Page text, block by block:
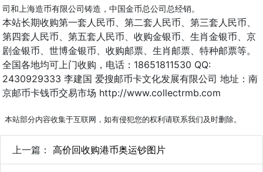
司和上海造币有限公司铸造，中国金币总公司总经销。
本站长期收购第一套人民币、第二套人民币、第三套人民币、
第四套人民币、第五套人民币、收购金银币、生肖金银币、京
剧金银币、世博金银币、收购邮票、生肖邮票、特种邮票等。
全国各地均可上门收购，电话：18651811530 QQ:
2430929333 李建国 爱搜邮币卡文化发展有限公司 地址：南
京邮币卡钱币交易市场 http://www.collectrmb.com
本站部分内容收集于互联网，如有侵犯您的权利请联系我们及时删除。
上一篇： 高价回收购港币奥运钞图片